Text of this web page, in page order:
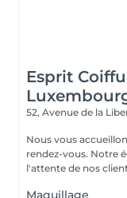
Esprit
52, Avenue de la
Nous vous
rendez-vous. Notre
l'attente de nos
Maquillage